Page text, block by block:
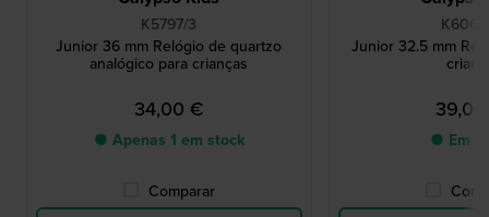
K5797/3
Junior 36 mm Relógio de quartzo
analógico para crianças
34,00 €
● Apenas 1 em stock
Comparar
Junior 32.5 mm
● Em